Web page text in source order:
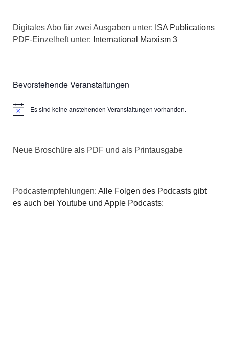
Digitales Abo für zwei Ausgaben unter: ISA Publications
PDF-Einzelheft unter: International Marxism 3
Bevorstehende Veranstaltungen
HinweisEs sind keine anstehenden Veranstaltungen vorhanden.
Neue Broschüre als PDF und als Printausgabe
Podcastempfehlungen: Alle Folgen des Podcasts gibt
es auch bei Youtube und Apple Podcasts: